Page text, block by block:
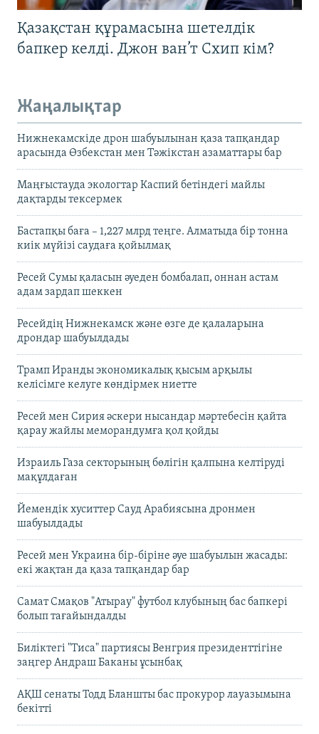
Қазақстан құрамасына шетелдік
бапкер келді. Джон ван’т Схип кім?
Жаңалықтар
Нижнекамскіде дрон шабуылынан қаза тапқандар
арасында Өзбекстан мен Тәжікстан азаматтары бар
Маңғыстауда экологтар Каспий бетіндегі майлы
дақтарды тексермек
Бастапқы баға – 1,227 млрд теңге. Алматыда бір тонна
киік мүйізі саудаға қойылмақ
Ресей Сумы қаласын әуеден бомбалап, оннан астам
адам зардап шеккен
Ресейдің Нижнекамск және өзге де қалаларына
дрондар шабуылдады
Трамп Иранды экономикалық қысым арқылы
келісімге келуге көндірмек ниетте
Ресей мен Сирия әскери нысандар мәртебесін қайта
қарау жайлы меморандумға қол қойды
Израиль Газа секторының бөлігін қалпына келтіруді
мақұлдаған
Йемендік хуситтер Сауд Арабиясына дронмен
шабуылдады
Ресей мен Украина бір-біріне әуе шабуылын жасады:
екі жақтан да қаза тапқандар бар
Самат Смақов "Атырау" футбол клубының бас бапкері
болып тағайындалды
Биліктегі "Тиса" партиясы Венгрия президенттігіне
заңгер Андраш Баканы ұсынбақ
АҚШ сенаты Тодд Бланшты бас прокурор лауазымына
бекітті